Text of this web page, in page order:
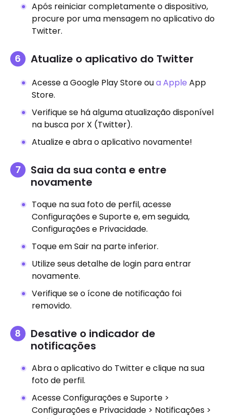
Após reiniciar completamente o dispositivo,
procure por uma mensagem no aplicativo do
Twitter.
Atualize o aplicativo do Twitter
Acesse a Google Play Store oua Apple App
Store.
Verifique se há alguma atualização disponível
na busca por X (Twitter).
Atualize e abra o aplicativo novamente!
Saia da sua conta e entre
novamente
Toque na sua foto de perfil, acesse
Configurações e Suporte e, em seguida,
Configurações e Privacidade.
Toque em Sair na parte inferior.
Utilize seus detalhe de login para entrar
novamente.
Verifique se o ícone de notificação foi
removido.
Desative o indicador de
notificações
Abra o aplicativo do Twitter e clique na sua
foto de perfil.
Acesse Configurações e Suporte >
Configurações e Privacidade > Notificações >